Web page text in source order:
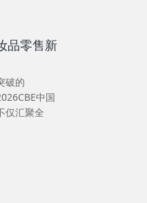
品零售新
破的
中国
仅汇聚全